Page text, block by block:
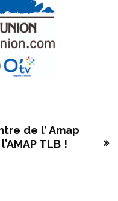
de l’ Amap
TLB !